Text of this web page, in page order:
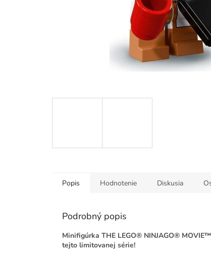
Popis Hodnotenie Diskusia
Podrobný popis
Minifigúrka THE LEGO® NINJAGO®
tejto limitovanej série!